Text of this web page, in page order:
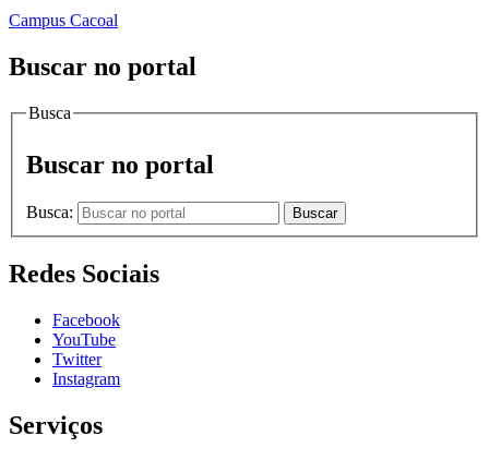
Campus Cacoal
Buscar no portal
Busca
Buscar no portal
Busca: Buscar
Redes Sociais
Facebook
YouTube
Twitter
Instagram
Serviços